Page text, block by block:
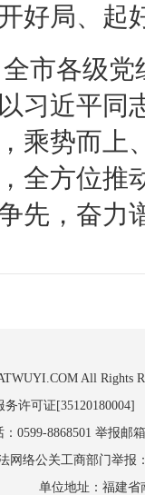
好局、起
市各级
习近平同
乘势而上
全方位推
先，奋力
All Rights
务许可证
0599-8868501 举报邮
网络公关工商部门举报
单位地址：福建省